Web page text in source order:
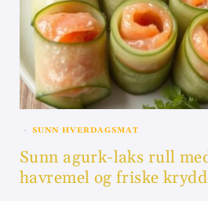
SUNN HVERDAGSMAT
Sunn agurk-laks rull
havremel og friske